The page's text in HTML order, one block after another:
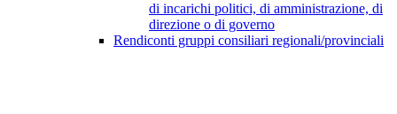
di incarichi politici, di amministrazione, di
direzione o di governo
Rendiconti gruppi consiliari regionali/provinciali